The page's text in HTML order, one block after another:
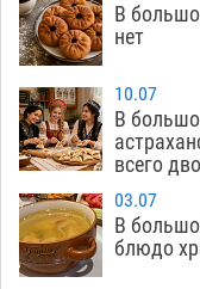
11:58
В Астрахани
похитил
картами
11:20
призами и
10:43
споре за
В
нет
10.07
В
всего
03.07
В
блюдо